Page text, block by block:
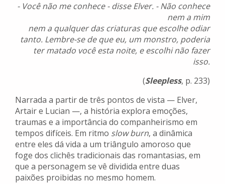
- Você não me conhece - disse Elver. - Não conhece
nem a mim
nem a qualquer das criaturas que escolhe odiar
tanto. Lembre-se de que eu, um monstro, poderia
ter matado você esta noite, e escolhi não fazer
isso.
(Sleepless, p. 233)
Narrada a partir de três pontos de vista — Elver,
Artair e Lucian —, a história explora emoções,
traumas e a importância do companheirismo em
tempos difíceis. Em ritmo slow burn, a dinâmica
entre eles dá vida a um triângulo amoroso que
foge dos clichês tradicionais das romantasias, em
que a personagem se vê dividida entre duas
paixões proibidas no mesmo homem.